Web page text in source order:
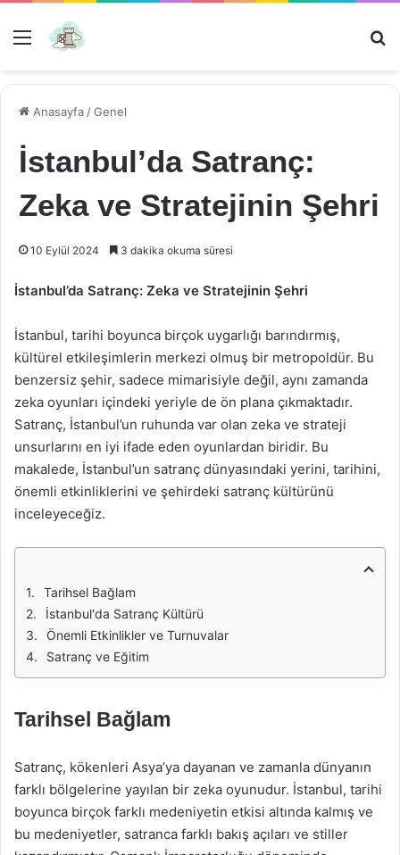
Menü
Anasayfa /Genel
İstanbul’da Satranç:
Zeka ve Stratejinin Şehri
10 Eylül 2024 3 dakika okuma süresi
İstanbul’da Satranç: Zeka ve Stratejinin Şehri
İstanbul, tarihi boyunca birçok uygarlığı barındırmış,
kültürel etkileşimlerin merkezi olmuş bir metropoldür. Bu
benzersiz şehir, sadece mimarisiyle değil, aynı zamanda
zeka oyunları içindeki yeriyle de ön plana çıkmaktadır.
Satranç, İstanbul’un ruhunda var olan zeka ve strateji
unsurlarını en iyi ifade eden oyunlardan biridir. Bu
makalede, İstanbul’un satranç dünyasındaki yerini, tarihini,
önemli etkinliklerini ve şehirdeki satranç kültürünü
inceleyeceğiz.
Tarihsel Bağlam
İstanbul'da Satranç Kültürü
Önemli Etkinlikler ve Turnuvalar
Satranç ve Eğitim
Tarihsel Bağlam
Satranç, kökenleri Asya’ya dayanan ve zamanla dünyanın
farklı bölgelerine yayılan bir zeka oyunudur. İstanbul, tarihi
boyunca birçok farklı medeniyetin etkisi altında kalmış ve
bu medeniyetler, satranca farklı bakış açıları ve stiller